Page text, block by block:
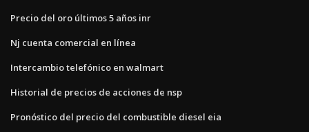
Precio del oro últimos 5 años inr
Nj cuenta comercial en línea
Intercambio telefónico en walmart
Historial de precios de acciones de nsp
Pronóstico del precio del combustible diesel eia